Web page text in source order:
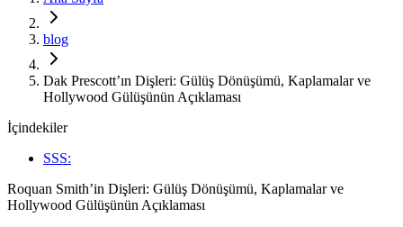
blog
Dak Prescott’ın Dişleri: Gülüş Dönüşümü, Kaplamalar ve
Hollywood Gülüşünün Açıklaması
İçindekiler
SSS:
Roquan Smith’in Dişleri: Gülüş Dönüşümü, Kaplamalar ve
Hollywood Gülüşünün Açıklaması